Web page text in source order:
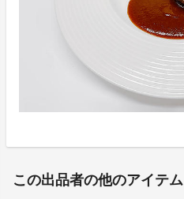
この出品者の他のアイテム